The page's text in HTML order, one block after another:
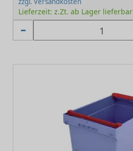
Lieferzeit: z.Zt. ab Lager lieferbar